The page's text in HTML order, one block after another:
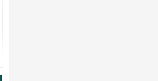
після атаки БПЛА по ринку на